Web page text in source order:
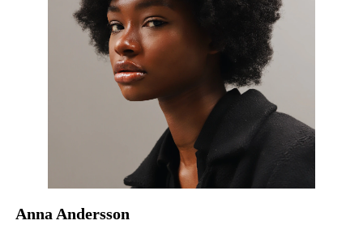
Anna Andersson